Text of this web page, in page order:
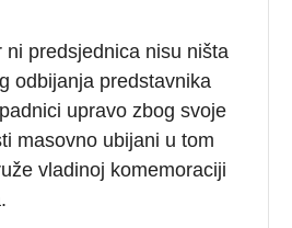
ni predsjednica nisu ništa
odbijanja predstavnika
upravo zbog svoje
masovno ubijani u tom
vladinoj komemoraciji